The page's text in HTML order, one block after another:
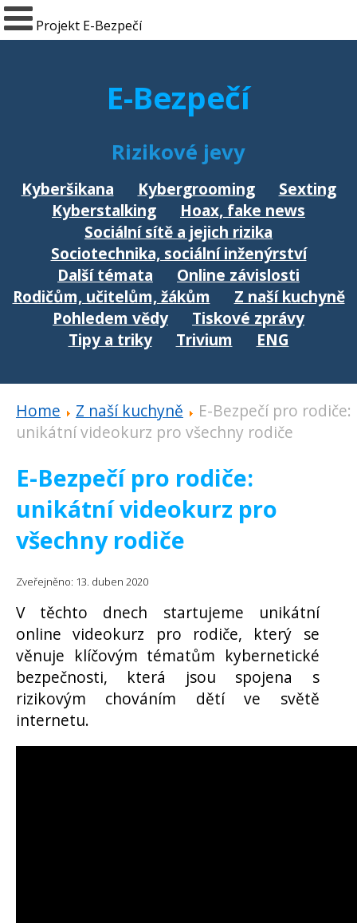
Projekt E-Bezpečí
E-Bezpečí
Rizikové jevy
Kyberšikana Kybergrooming
Sexting
Kyberstalking
Hoax, fake news
Sociální sítě a jejich rizika
Sociotechnika, sociální inženýrství
Další témata
Online závislosti
Rodičům, učitelům, žákům
Z naší kuchyně
Pohledem vědy
Tiskové zprávy
Tipy a triky
Trivium ENG
Home Z naší kuchyně
E-Bezpečí pro rodiče:
unikátní videokurz pro všechny rodiče
E-Bezpečí pro rodiče:
unikátní videokurz pro
všechny rodiče
Zveřejněno: 13. duben 2020
V těchto dnech startujeme unikátní
online videokurz pro rodiče, který se
věnuje klíčovým tématům kybernetické
bezpečnosti, která jsou spojena s
rizikovým chováním dětí ve světě
internetu.